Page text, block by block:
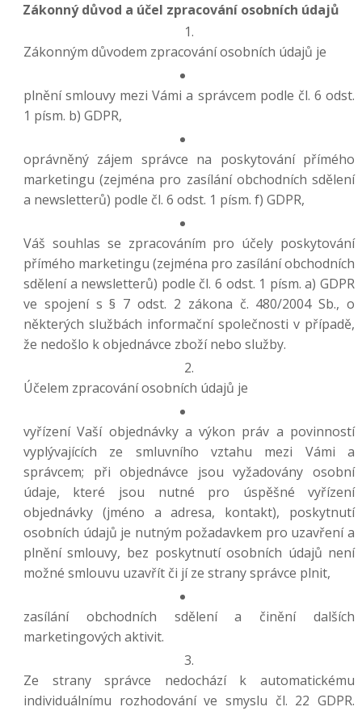
Zákonný důvod a účel zpracování osobních údajů
Zákonným důvodem zpracování osobních údajů je
plnění smlouvy mezi Vámi a správcem podle čl. 6 odst.
1 písm. b) GDPR,
oprávněný zájem správce na poskytování přímého
marketingu (zejména pro zasílání obchodních sdělení
a newsletterů) podle čl. 6 odst. 1 písm. f) GDPR,
Váš souhlas se zpracováním pro účely poskytování
přímého marketingu (zejména pro zasílání obchodních
sdělení a newsletterů) podle čl. 6 odst. 1 písm. a) GDPR
ve spojení s § 7 odst. 2 zákona č. 480/2004 Sb., o
některých službách informační společnosti v případě,
že nedošlo k objednávce zboží nebo služby.
Účelem zpracování osobních údajů je
vyřízení Vaší objednávky a výkon práv a povinností
vyplývajících ze smluvního vztahu mezi Vámi a
správcem; při objednávce jsou vyžadovány osobní
údaje, které jsou nutné pro úspěšné vyřízení
objednávky (jméno a adresa, kontakt), poskytnutí
osobních údajů je nutným požadavkem pro uzavření a
plnění smlouvy, bez poskytnutí osobních údajů není
možné smlouvu uzavřít či jí ze strany správce plnit,
zasílání obchodních sdělení a činění dalších
marketingových aktivit.
Ze strany správce nedochází k automatickému
individuálnímu rozhodování ve smyslu čl. 22 GDPR.